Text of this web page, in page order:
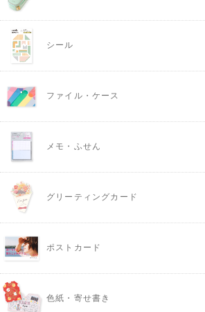
シール
ファイル・ケース
メモ・ふせん
グリーティングカード
ポストカード
色紙・寄せ書き